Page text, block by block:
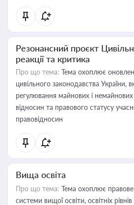
Резонансний проєкт
реакції та критика
Про що тема: Тема охоплює
цивільного законодавства України,
регулювання майнових і
відносин та правового статусу
правовідносин
Вища освіта
Про що тема: Тема охоплює
системи вищої освіти, освітніх рівнів